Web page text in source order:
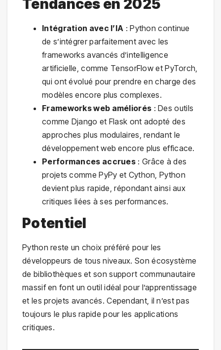
Tendances en 2025
Intégration avec l’IA : Python continue
de s’intégrer parfaitement avec les
frameworks avancés d’intelligence
artificielle, comme TensorFlow et PyTorch,
qui ont évolué pour prendre en charge des
modèles encore plus complexes.
Frameworks web améliorés : Des outils
comme Django et Flask ont adopté des
approches plus modulaires, rendant le
développement web encore plus efficace.
Performances accrues : Grâce à des
projets comme PyPy et Cython, Python
devient plus rapide, répondant ainsi aux
critiques liées à ses performances.
Potentiel
Python reste un choix préféré pour les
développeurs de tous niveaux. Son écosystème
de bibliothèques et son support communautaire
massif en font un outil idéal pour l’apprentissage
et les projets avancés. Cependant, il n’est pas
toujours le plus rapide pour les applications
critiques.